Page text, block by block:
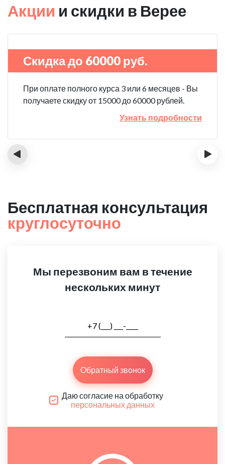
Акции и скидки в Верее
Скидка до 60000 руб.
При оплате полного курса 3 или 6 месяцев - Вы
получаете скидку от 15000 до 60000 рублей.
Узнать подробности
‹ ›
Бесплатная консультация
круглосуточно
Мы перезвоним вам в течение
нескольких минут
Обратный звонок
Даю согласие на обработку
персональных данных